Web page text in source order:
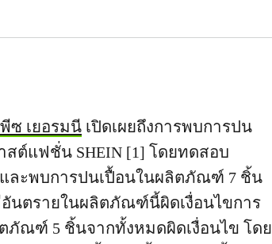
ซ เยอรมนี เปิดเผยถึงการพบการปน
ต์แฟชั่น SHEIN [1] โดยทดสอบ
ละพบการปนเปื้อนในผลิตภัณฑ์ 7 ชิ้น
อันตรายในผลิตภัณฑ์นี้ผิดเงื่อนไขการ
ณฑ์ 5 ชิ้นจากทั้งหมดผิดเงื่อนไข โดย